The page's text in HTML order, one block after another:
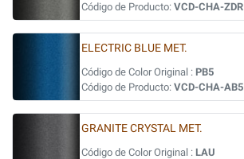
Código de Producto: VCD-CHA-ZDR
ELECTRIC BLUE MET.
Código de Color Original : PB5
Código de Producto: VCD-CHA-AB5
GRANITE CRYSTAL MET.
Código de Color Original : LAU